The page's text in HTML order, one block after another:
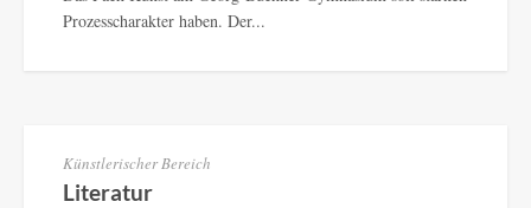
Prozesscharakter haben. Der...
Künstlerischer Bereich
Literatur